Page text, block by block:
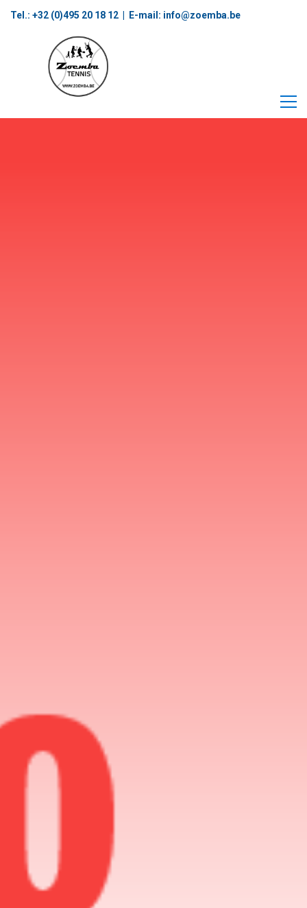
Tel.: +32 (0)495 20 18 12‬ | E-mail: info@zoemba.be